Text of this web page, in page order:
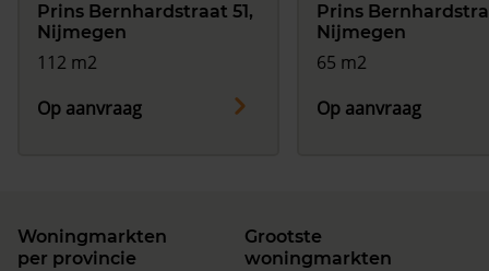
Prins Bernhardstraat 51,
Nijmegen
112 m2
Op aanvraag
Prins
Nijmegen
65 m2
Op aanvraag
Woningmarkten
per provincie
Grootste
woningmarkten